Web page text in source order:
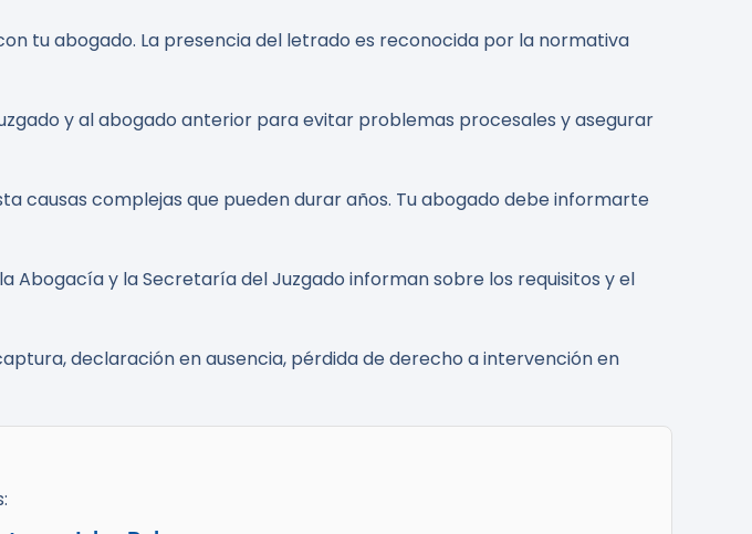
tu abogado. La presencia del letrado es reconocida por la normativa
y al abogado anterior para evitar problemas procesales y asegurar
causas complejas que pueden durar años. Tu abogado debe informarte
Abogacía y la Secretaría del Juzgado informan sobre los requisitos y el
declaración en ausencia, pérdida de derecho a intervención en